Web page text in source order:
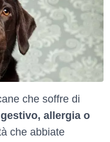
che soffre di
allergia o
che abbiate